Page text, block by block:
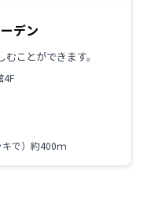
デン
ことができます。
4F
で）約400ｍ